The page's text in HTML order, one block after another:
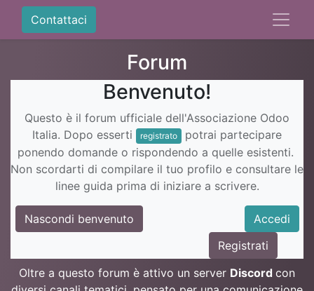
Contattaci
Forum
Benvenuto!
Questo è il forum ufficiale dell'Associazione Odoo
Italia. Dopo esserti
registrato
potrai partecipare
ponendo domande o rispondendo a quelle esistenti.
Non scordarti di compilare il tuo profilo e consultare le
linee guida prima di iniziare a scrivere.
Nascondi benvenuto
Accedi
Registrati
Oltre a questo forum è attivo un server Discord con